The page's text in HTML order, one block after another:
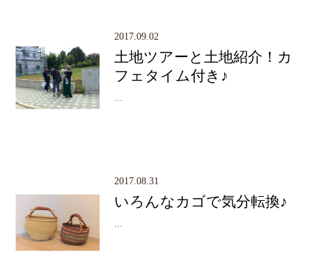
2017.09.02
土地ツアーと土地紹介！カ
フェタイム付き♪
2017.08.31
いろんなカゴで気分転換♪